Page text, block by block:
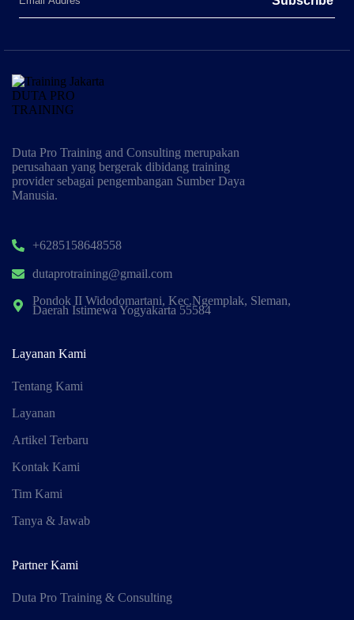
Duta Pro Training and Consulting merupakan
perusahaan yang bergerak dibidang training
provider sebagai pengembangan Sumber Daya
Manusia.
+6285158648558
dutaprotraining@gmail.com
Pondok II Widodomartani, Kec.Ngemplak, Sleman,
Daerah Istimewa Yogyakarta 55584
Layanan Kami
Tentang Kami
Layanan
Artikel Terbaru
Kontak Kami
Tim Kami
Tanya & Jawab
Partner Kami
Duta Pro Training & Consulting